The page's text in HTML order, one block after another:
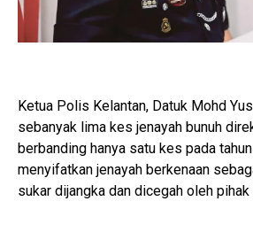
Ketua Polis Kelantan, Datuk Mohd
sebanyak lima kes jenayah bunuh
berbanding hanya satu kes pada
menyifatkan jenayah berkenaan
sukar dijangka dan dicegah oleh pihak